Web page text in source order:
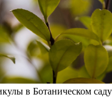
в Ботаническом